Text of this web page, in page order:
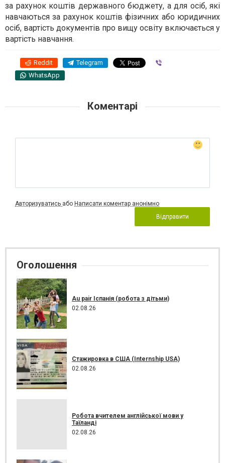
за рахунок коштів державного бюджету, а для осіб, які
навчаються за рахунок коштів фізичних або юридичних
осіб, вартість документів про вищу освіту включається у
вартість навчання.
Reddit Telegram
WhatsApp
Коментарі
Авторизуватись або Написати коментар анонімно
Відправити
Оголошення
Au pair Іспанія (робота з дітьми)
02.08.26
Стажировка в США (Internship USA)
02.08.26
Робота вчителем англійської мови у
Таїланді
02.08.26